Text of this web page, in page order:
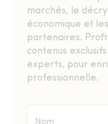
marchés, le
économique et
partenaires.
contenus
experts, pour
professionnelle.